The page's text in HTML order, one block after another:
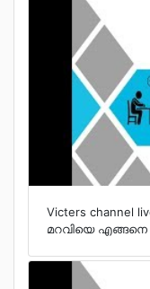
Victers channel
മറവിയെ എങ്ങനെ